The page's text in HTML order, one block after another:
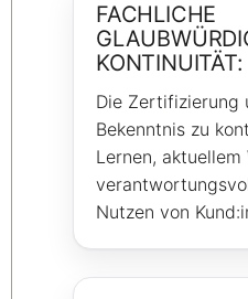
FACHLICHE
KONTINUITÄT:
Die Zertifizierung
Bekenntnis zu
Lernen, aktuellem
Nutzen von